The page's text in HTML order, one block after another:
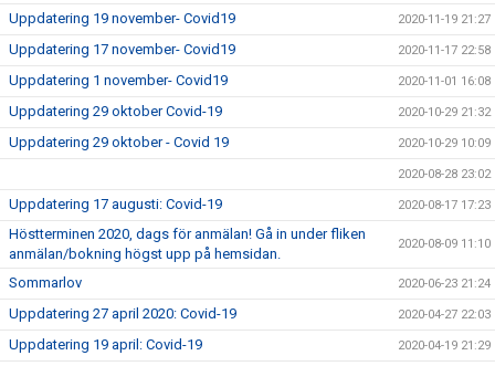
Uppdatering 19 november- Covid19 2020-11-19 21:27
Uppdatering 17 november- Covid19 2020-11-17 22:58
Uppdatering 1 november- Covid19 2020-11-01 16:08
Uppdatering 29 oktober Covid-19 2020-10-29 21:32
Uppdatering 29 oktober - Covid 19 2020-10-29 10:09
2020-08-28 23:02
Uppdatering 17 augusti: Covid-19 2020-08-17 17:23
Höstterminen 2020, dags för anmälan! Gå in under fliken
anmälan/bokning högst upp på hemsidan.
2020-08-09 11:10
Sommarlov 2020-06-23 21:24
Uppdatering 27 april 2020: Covid-19 2020-04-27 22:03
Uppdatering 19 april: Covid-19 2020-04-19 21:29